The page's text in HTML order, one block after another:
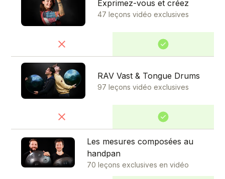
Exprimez-vous et créez
47 leçons vidéo exclusives
RAV Vast & Tongue Drums
97 leçons vidéo exclusives
Les mesures composées au
handpan
70 leçons exclusives en vidéo